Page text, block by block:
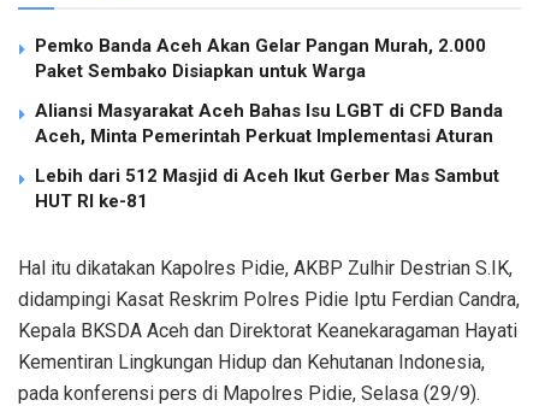
Pemko Banda Aceh Akan Gelar Pangan Murah, 2.000
Paket Sembako Disiapkan untuk Warga
Aliansi Masyarakat Aceh Bahas Isu LGBT di CFD Banda
Aceh, Minta Pemerintah Perkuat Implementasi Aturan
Lebih dari 512 Masjid di Aceh Ikut Gerber Mas Sambut
HUT RI ke-81
Hal itu dikatakan Kapolres Pidie, AKBP Zulhir Destrian S.IK,
didampingi Kasat Reskrim Polres Pidie Iptu Ferdian Candra,
Kepala BKSDA Aceh dan Direktorat Keanekaragaman Hayati
Kementiran Lingkungan Hidup dan Kehutanan Indonesia,
pada konferensi pers di Mapolres Pidie, Selasa (29/9).